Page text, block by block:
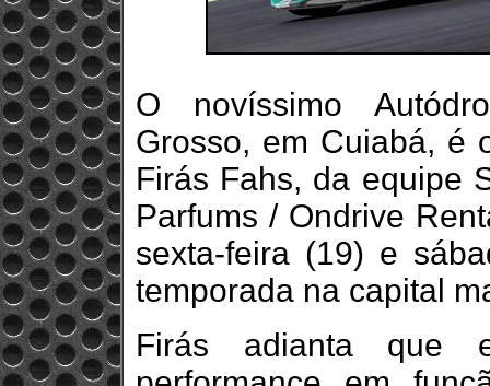
O novíssimo
Grosso, em Cuiabá, é
Firás Fahs, da equipe
Parfums / Ondrive
sexta-feira (19) e
temporada na capital
Firás adianta que